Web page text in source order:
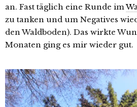
an. Fast täglich eine Runde im
zu tanken und um Negatives
den Waldboden). Das wirkte
Monaten ging es mir wieder gut.